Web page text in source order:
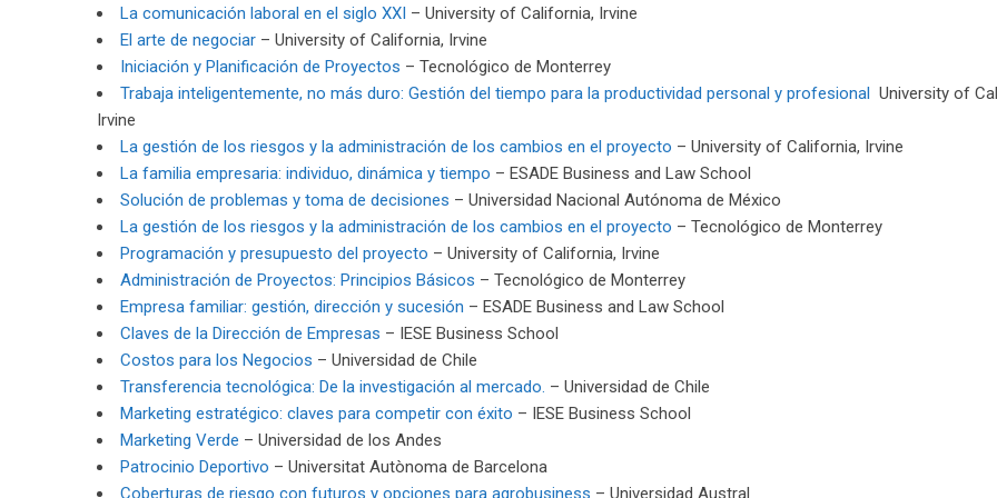
La comunicación laboral en el siglo XXI – University of California, Irvine
El arte de negociar – University of California, Irvine
Iniciación y Planificación de Proyectos – Tecnológico de Monterrey
Trabaja inteligentemente, no más duro: Gestión del tiempo para la productividad personal y profesional University of
Irvine
La gestión de los riesgos y la administración de los cambios en el proyecto – University of California, Irvine
La familia empresaria: individuo, dinámica y tiempo – ESADE Business and Law School
Solución de problemas y toma de decisiones – Universidad Nacional Autónoma de México
La gestión de los riesgos y la administración de los cambios en el proyecto – Tecnológico de Monterrey
Programación y presupuesto del proyecto – University of California, Irvine
Administración de Proyectos: Principios Básicos – Tecnológico de Monterrey
Empresa familiar: gestión, dirección y sucesión – ESADE Business and Law School
Claves de la Dirección de Empresas – IESE Business School
Costos para los Negocios – Universidad de Chile
Transferencia tecnológica: De la investigación al mercado. – Universidad de Chile
Marketing estratégico: claves para competir con éxito – IESE Business School
Marketing Verde – Universidad de los Andes
Patrocinio Deportivo – Universitat Autònoma de Barcelona
Coberturas de riesgo con futuros y opciones para agrobusiness – Universidad Austral